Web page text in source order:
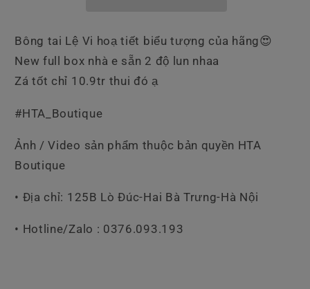
Bông tai Lệ Vi hoạ tiết biểu tượng của hãng😍
New full box nhà e sẵn 2 độ lun nhaa
Zá tốt chỉ 10.9tr thui đó ạ
#HTA_Boutique
Ảnh / Video sản phẩm thuộc bản quyền HTA
Boutique
• Địa chỉ: 125B Lò Đúc-Hai Bà Trưng-Hà Nội
• Hotline/Zalo : 0376.093.193